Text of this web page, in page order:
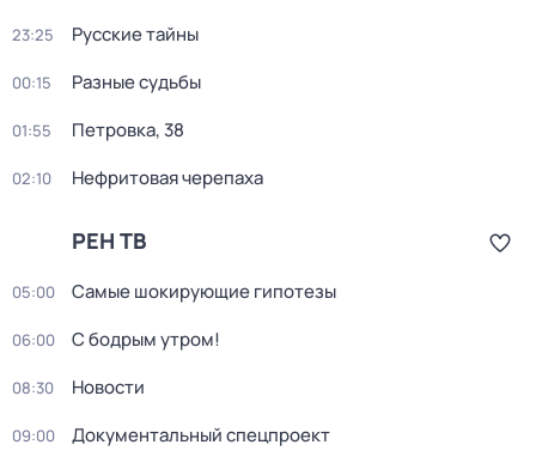
23:25 Русские тайны
00:15 Разные судьбы
01:55 Петровка, 38
02:10 Нефритовая черепаха
РЕН ТВ
05:00 Самые шoкиpующие гипотезы
06:00 С бодрым утром!
08:30 Новости
09:00 Документальный спецпроект